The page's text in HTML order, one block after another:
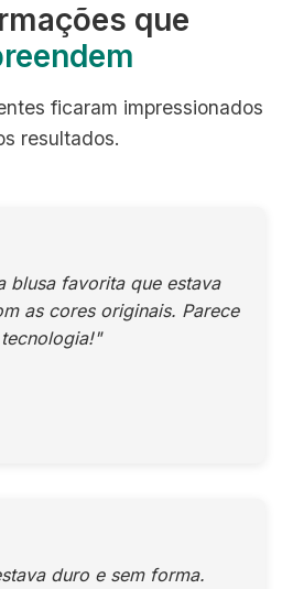
que
ficaram impressionados
resultados.
blusa favorita que estava
as cores originais. Parece
duro e sem forma.